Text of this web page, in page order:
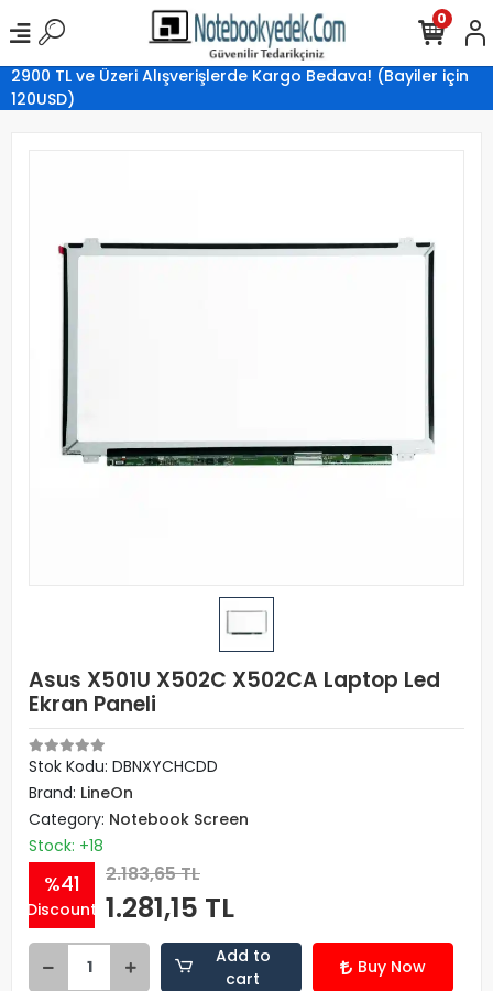
2900 TL ve Üzeri Alışverişlerde Kargo Bedava! (Bayiler için
120USD)
0
Asus X501U X502C X502CA Laptop Led
Ekran Paneli
Stok Kodu: DBNXYCHCDD
Brand: LineOn
Category: Notebook Screen
Stock: +18
%41
Discount
2.183,65 TL
1.281,15 TL
Add to
cart
Buy Now